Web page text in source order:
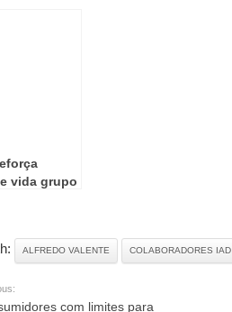
vida grupo
para
ALFREDO VALENTE COLABORADORES IAD
com limites para